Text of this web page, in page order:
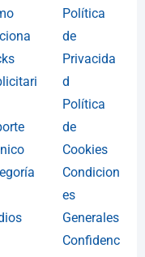
Política
de
Privacida
d
Política
de
Cookies
Condicion
es
Generales
Confidenc